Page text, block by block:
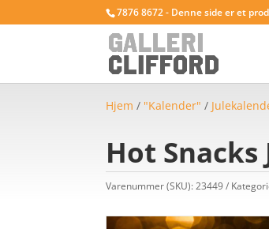
7876 8672 - Denne side er et
Hjem / "Kalender" /
Hot
Varenummer (SKU):23449